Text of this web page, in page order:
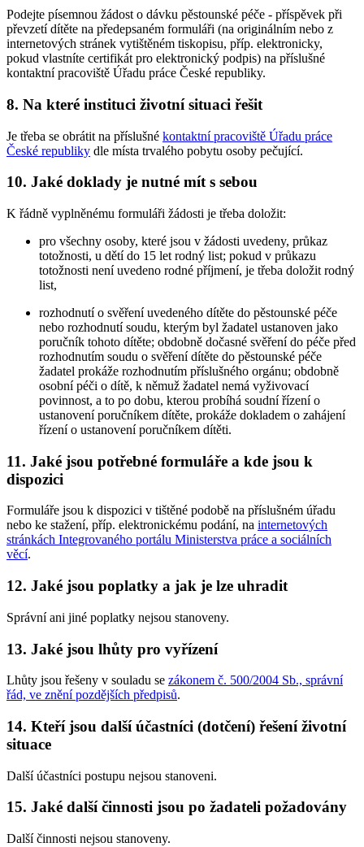
Podejte písemnou žádost o dávku pěstounské péče - příspěvek při
převzetí dítěte na předepsaném formuláři (na originálním nebo z
internetových stránek vytištěném tiskopisu, příp. elektronicky,
pokud vlastníte certifikát pro elektronický podpis) na příslušné
kontaktní pracoviště Úřadu práce České republiky.
8. Na které instituci životní situaci řešit
Je třeba se obrátit na příslušné kontaktní pracoviště Úřadu práce
České republiky dle místa trvalého pobytu osoby pečující.
10. Jaké doklady je nutné mít s sebou
K řádně vyplněnému formuláři žádosti je třeba doložit:
pro všechny osoby, které jsou v žádosti uvedeny, průkaz
totožnosti, u dětí do 15 let rodný list; pokud v průkazu
totožnosti není uvedeno rodné příjmení, je třeba doložit rodný
list,
rozhodnutí o svěření uvedeného dítěte do pěstounské péče
nebo rozhodnutí soudu, kterým byl žadatel ustanoven jako
poručník tohoto dítěte; obdobně dočasné svěření do péče před
rozhodnutím soudu o svěření dítěte do pěstounské péče
žadatel prokáže rozhodnutím příslušného orgánu; obdobně
osobní péči o dítě, k němuž žadatel nemá vyživovací
povinnost, a to po dobu, kterou probíhá soudní řízení o
ustanovení poručníkem dítěte, prokáže dokladem o zahájení
řízení o ustanovení poručníkem dítěti.
11. Jaké jsou potřebné formuláře a kde jsou k
dispozici
Formuláře jsou k dispozici v tištěné podobě na příslušném úřadu
nebo ke stažení, příp. elektronickému podání, na internetových
stránkách Integrovaného portálu Ministerstva práce a sociálních
věcí.
12. Jaké jsou poplatky a jak je lze uhradit
Správní ani jiné poplatky nejsou stanoveny.
13. Jaké jsou lhůty pro vyřízení
Lhůty jsou řešeny v souladu se zákonem č. 500/2004 Sb., správní
řád, ve znění pozdějších předpisů.
14. Kteří jsou další účastníci (dotčení) řešení životní
situace
Další účastníci postupu nejsou stanoveni.
15. Jaké další činnosti jsou po žadateli požadovány
Další činnosti nejsou stanoveny.